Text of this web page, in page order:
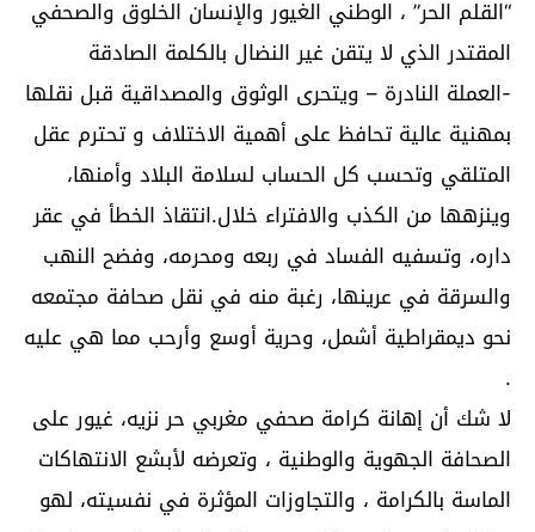
“القلم الحر” ، الوطني الغيور والإنسان الخلوق والصحفي
المقتدر الذي لا يتقن غير النضال بالكلمة الصادقة
-العملة النادرة – ويتحرى الوثوق والمصداقية قبل نقلها
بمهنية عالية تحافظ على أهمية الاختلاف و تحترم عقل
المتلقي وتحسب كل الحساب لسلامة البلاد وأمنها،
وينزهها من الكذب والافتراء خلال.انتقاذ الخطأ في عقر
داره، وتسفيه الفساد في ربعه ومحرمه، وفضح النهب
والسرقة في عرينها، رغبة منه في نقل صحافة مجتمعه
نحو ديمقراطية أشمل، وحرية أوسع وأرحب مما هي عليه
.
لا شك أن إهانة كرامة صحفي مغربي حر نزيه، غيور على
الصحافة الجهوية والوطنية ، وتعرضه لأبشع الانتهاكات
الماسة بالكرامة ، والتجاوزات المؤثرة في نفسيته، لهو